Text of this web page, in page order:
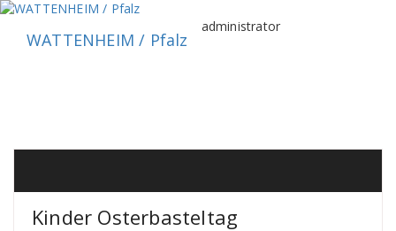
Zum
springenWATTENHEIM / Pfalz
administrator
Kinder Osterbasteltag